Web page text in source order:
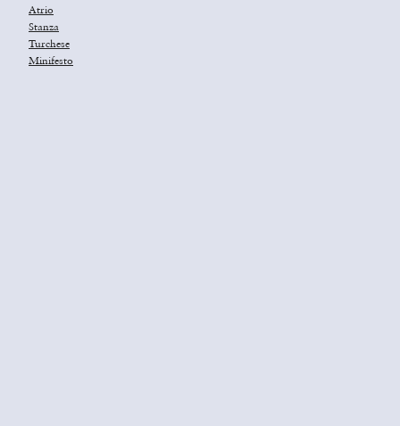
Atrio
Stanza
Turchese
Minifesto